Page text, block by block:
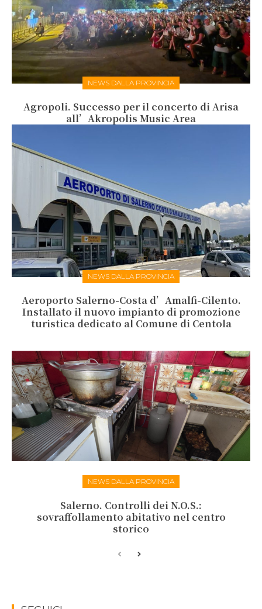
NEWS DALLA PROVINCIA
Agropoli. Successo per il concerto di Arisa
all’Akropolis Music Area
NEWS DALLA PROVINCIA
Aeroporto Salerno-Costa d’Amalfi-Cilento.
Installato il nuovo impianto di promozione
turistica dedicato al Comune di Centola
NEWS DALLA PROVINCIA
Salerno. Controlli dei N.O.S.:
sovraffollamento abitativo nel centro
storico